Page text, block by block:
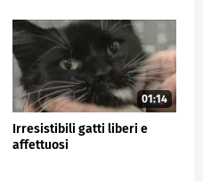
01:14
Irresistibili gatti liberi e
affettuosi